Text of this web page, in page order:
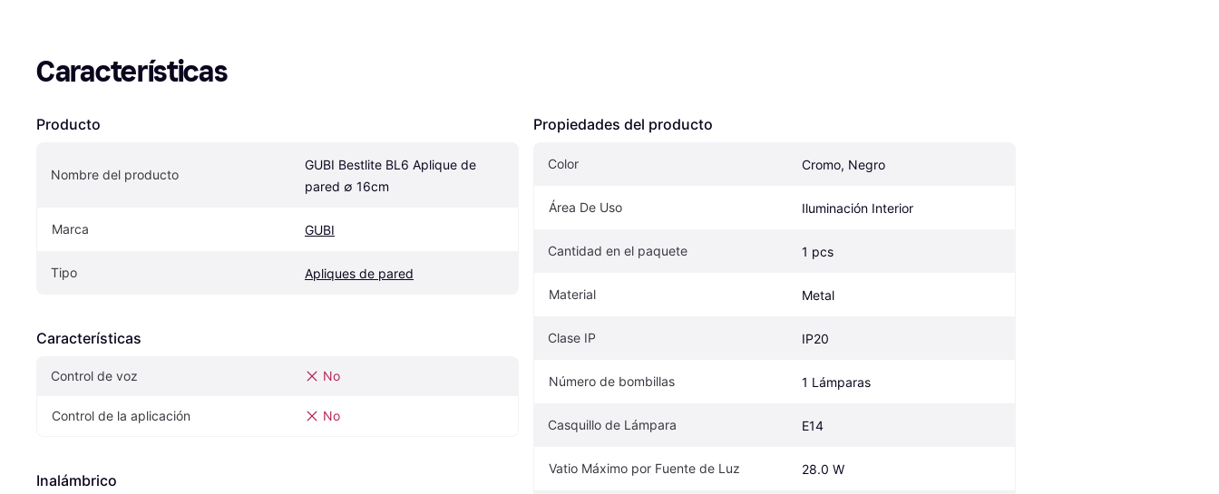
Características
Producto
Nombre del producto
GUBI Bestlite BL6 Aplique de
pared ∅ 16cm
Marca GUBI
Tipo Apliques de pared
Características
Control de voz No
Control de la aplicación No
Inalámbrico
Propiedades del producto
Color Cromo, Negro
Área De Uso Iluminación Interior
Cantidad en el paquete 1 pcs
Material Metal
Clase IP IP20
Número de bombillas 1 Lámparas
Casquillo de Lámpara E14
Vatio Máximo por Fuente de Luz 28.0 W